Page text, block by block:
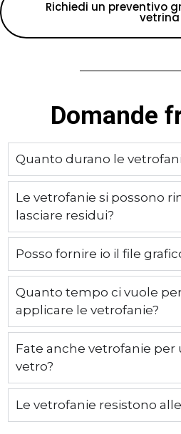
Richiedi un preventivo
vetrina
Domande
Quanto durano le
Le vetrofanie si possono
lasciare residui?
Posso fornire io il file
Quanto tempo ci vuole
applicare le vetrofanie?
Fate anche vetrofanie per
vetro?
Le vetrofanie resistono